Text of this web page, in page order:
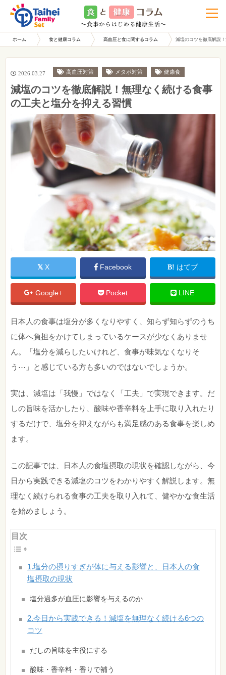
t
o
g
l
e
a
t
ホーム 食と健康コラム 高血圧と食に関するコラム 減塩のコツを徹底解説
2026.03.27 高血圧対策 メタボ対策 健康食
減塩のコツを徹底解説！無理なく続ける食事
の工夫と塩分を抑える習慣
X Facebook はてブ
Google+ Pocket LINE
日本人の食事は塩分が多くなりやすく、知らず知らずのうち
に体へ負担をかけてしまっているケースが少なくありませ
ん。「塩分を減らしたいけれど、食事が味気なくなりそ
う⋯」と感じている方も多いのではないでしょうか。
実は、減塩は「我慢」ではなく「工夫」で実現できます。だ
しの旨味を活かしたり、酸味や香辛料を上手に取り入れたり
するだけで、塩分を抑えながらも満足感のある食事を楽しめ
ます。
この記事では、日本人の食塩摂取の現状を確認しながら、今
日から実践できる減塩のコツをわかりやすく解説します。無
理なく続けられる食事の工夫を取り入れて、健やかな食生活
を始めましょう。
目次
1.塩分の摂りすぎが体に与える影響と、日本人の食
塩摂取の現状
塩分過多が血圧に影響を与えるのか
2.今日から実践できる！減塩を無理なく続ける6つの
コツ
だしの旨味を主役にする
酸味・香辛料・香りで補う